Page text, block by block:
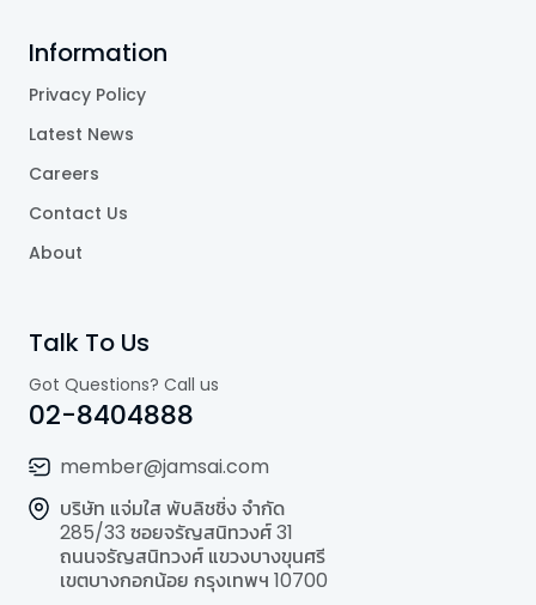
Information
Privacy Policy
Latest News
Careers
Contact Us
About
Talk To Us
Got Questions? Call us
02-8404888
member@jamsai.com
บริษัท แจ่มใส พับลิชชิ่ง จำกัด
285/33 ซอยจรัญสนิทวงศ์ 31
ถนนจรัญสนิทวงศ์ แขวงบางขุนศรี
เขตบางกอกน้อย กรุงเทพฯ 10700